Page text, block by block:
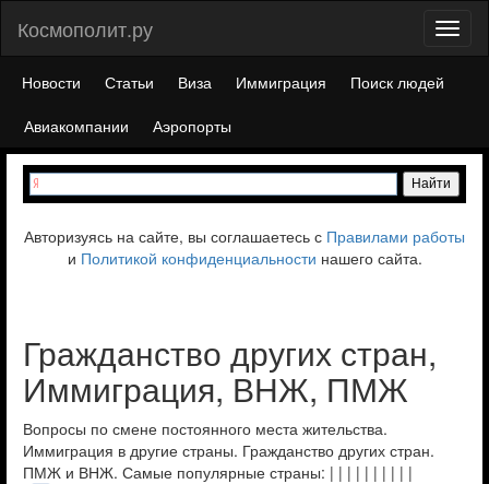
Космополит.ру
Новости Статьи Виза Иммиграция
Поиск людей
Авиакомпании
Аэропорты
Авторизуясь на сайте, вы соглашаетесь с Правилами работы
и Политикой конфиденциальности нашего сайта.
Гражданство других стран,
Иммиграция, ВНЖ, ПМЖ
Вопросы по смене постоянного места жительства.
Иммиграция в другие страны. Гражданство других стран.
ПМЖ и ВНЖ. Самые популярные страны: | | | | | | | | | |